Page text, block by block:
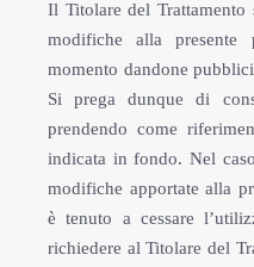
Il Titolare del
modifiche alla
momento dandone
Si prega dunque di
prendendo come
indicata in fondo. Nel
modifiche apportate alla
è tenuto a cessare
richiedere al Titolare del